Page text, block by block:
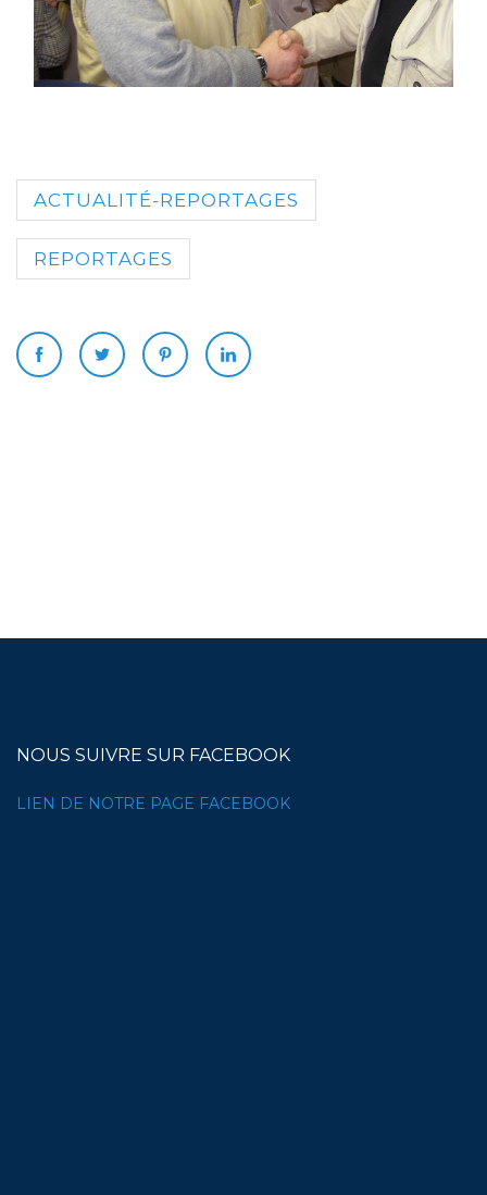
ACTUALITÉ-REPORTAGES
REPORTAGES
NOUS SUIVRE SUR FACEBOOK
LIEN DE NOTRE PAGE FACEBOOK